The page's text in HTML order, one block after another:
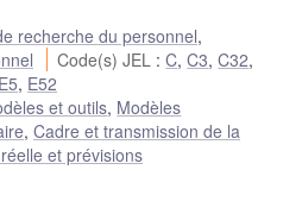
recherche du personnel,
Code(s) JEL :C,C3,C32,
E5, E52
et outils, Modèles
, Cadre et transmission de la
et prévisions